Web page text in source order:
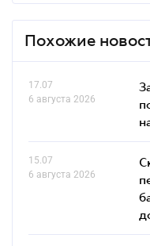
Похожие
17.07
6 августа 2026
15.07
6 августа 2026